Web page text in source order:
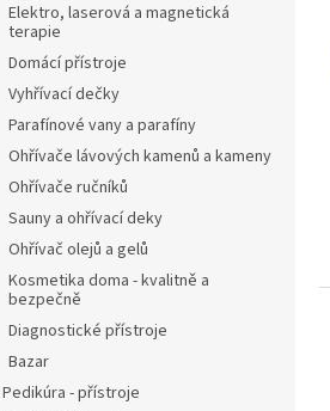
Elektro, laserová a magnetická
terapie
Domácí přístroje
Vyhřívací dečky
Parafínové vany a parafíny
Ohřívače lávových kamenů a kameny
Ohřívače ručníků
Sauny a ohřívací deky
Ohřívač olejů a gelů
Kosmetika doma - kvalitně a
bezpečně
Diagnostické přístroje
Bazar
Pedikúra - přístroje